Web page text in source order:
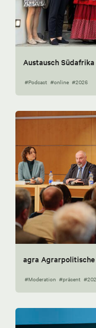
Austausch
#Podcast #online #2026
agra Agrarpolitische
#Moderation #präsent